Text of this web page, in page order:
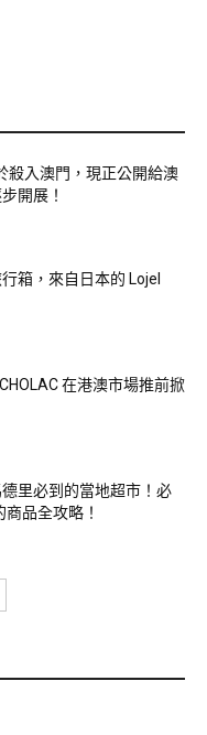
殺入澳門，現正公開給澳
開展！
箱，來自日本的 Lojel
在港澳市場推前掀
德里必到的當地超市！必
品全攻略！